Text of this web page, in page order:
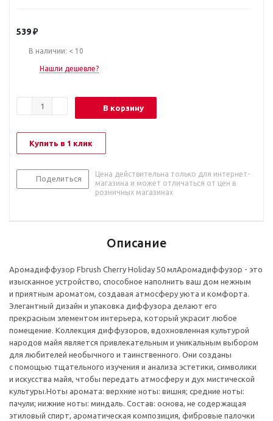
539₽
В наличии: < 10
Нашли дешевле?
В корзину
Купить в 1 клик
Поделиться
Цена действительна только для интернет-
магазина и может отличаться от цен в
розничных магазинах
Описание
Аромадиффузор Fbrush Cherry Holiday 50 млАромадиффузор - это
изысканное устройство, способное наполнить ваш дом нежным
и приятным ароматом, создавая атмосферу уюта и комфорта.
Элегантный дизайн и упаковка диффузора делают его
прекрасным элементом интерьера, который украсит любое
помещение. Коллекция диффузоров, вдохновленная культурой
народов майя является привлекательным и уникальным выбором
для любителей необычного и таинственного. Они созданы
с помощью тщательного изучения и анализа эстетики, символики
и искусства майя, чтобы передать атмосферу и дух мистической
культуры.Ноты аромата: верхние ноты: вишня; средние ноты:
пачули; нижние ноты: миндаль. Состав: основа, не содержащая
этиловый спирт, ароматическая композиция, фибровые палочки